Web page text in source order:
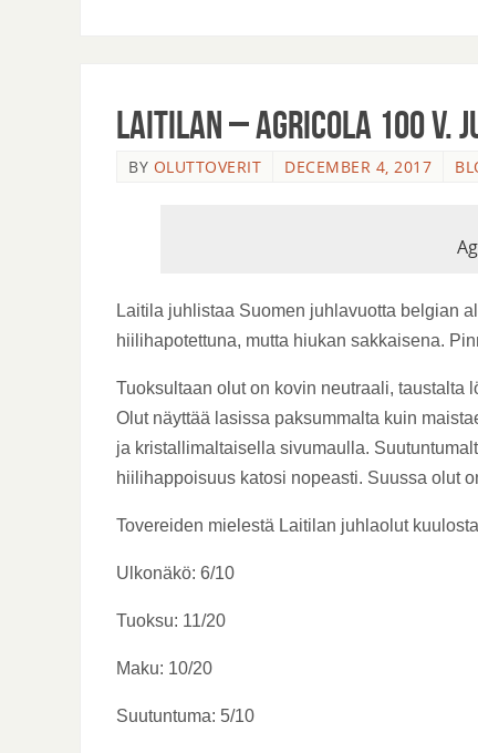
Laitilan – Agricola 100 v.
BY OLUTTOVERIT DECEMBER 4, 2017
Laitila juhlistaa Suomen juhlavuotta belgian
hiilihapotettuna, mutta hiukan sakkaisena.
Tuoksultaan olut on kovin neutraali, taustalta
Olut näyttää lasissa paksummalta kuin
ja kristallimaltaisella sivumaulla.
hiilihappoisuus katosi nopeasti. Suussa olut
Tovereiden mielestä Laitilan juhlaolut
Ulkonäkö: 6/10
Tuoksu: 11/20
Maku: 10/20
Suutuntuma: 5/10